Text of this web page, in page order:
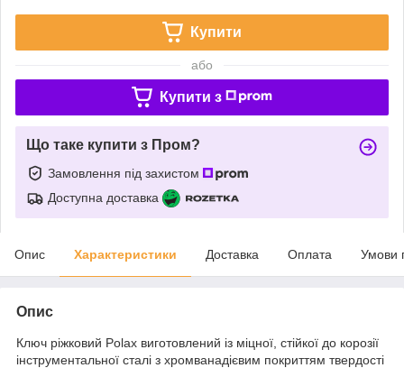
Купити
або
Купити з
Що таке купити з Пром?
Замовлення під захистом
Доступна доставка
Опис Характеристики Доставка Оплата Умови
Опис
Ключ ріжковий Polax виготовлений із міцної, стійкої до корозії
інструментальної сталі з хромванадієвим покриттям твердості